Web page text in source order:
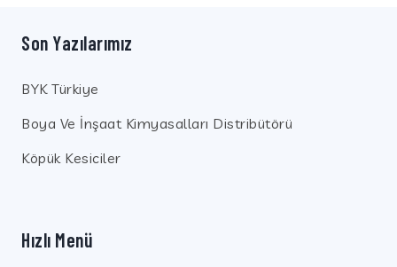
Son Yazılarımız
BYK Türkiye
Boya Ve İnşaat Kimyasalları Distribütörü
Köpük Kesiciler
Hızlı Menü